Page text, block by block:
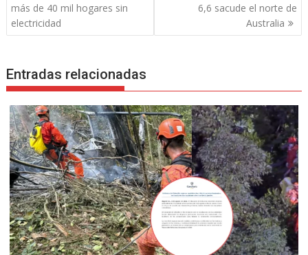
de
entradas
más de 40 mil hogares sin
electricidad
6,6 sacude el norte de
Australia
Entradas relacionadas